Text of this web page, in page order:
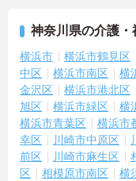
神奈川県の介護
横浜市 横浜市鶴見区
中区
横浜市南区 横
金沢区
横浜市港北区
旭区
横浜市緑区 横
横浜市青葉区
横浜市
幸区
川崎市中原区
前区
川崎市麻生区
区
相模原市南区 横